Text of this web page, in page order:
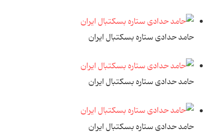
حامد حدادی ستاره بسکتبال ایران
حامد حدادی ستاره بسکتبال ایران
حامد حدادی ستاره بسکتبال ایران